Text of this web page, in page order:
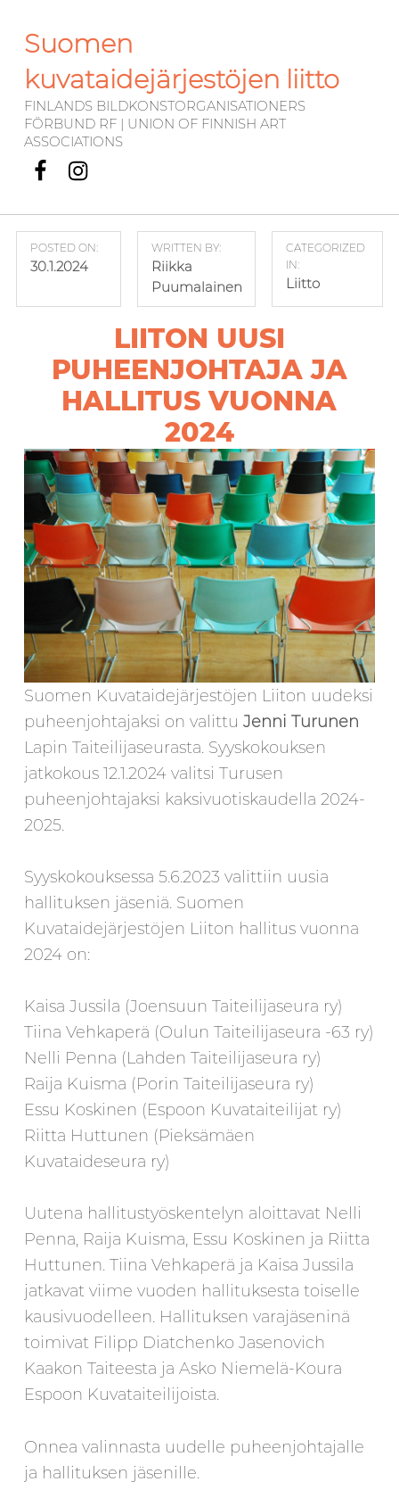
Suomen
kuvataidejärjestöjen liitto
FINLANDS BILDKONSTORGANISATIONERS
FÖRBUND RF | UNION OF FINNISH ART
ASSOCIATIONS
Facebook
Instagram
POSTED ON:
30.1.2024
WRITTEN BY:
Riikka
Puumalainen
CATEGORIZED
IN:
Liitto
LIITON UUSI
PUHEENJOHTAJA JA
HALLITUS VUONNA
2024
Suomen Kuvataidejärjestöjen Liiton uudeksi
puheenjohtajaksi on valittu Jenni Turunen
Lapin Taiteilijaseurasta. Syyskokouksen
jatkokous 12.1.2024 valitsi Turusen
puheenjohtajaksi kaksivuotiskaudella 2024-
2025.
Syyskokouksessa 5.6.2023 valittiin uusia
hallituksen jäseniä. Suomen
Kuvataidejärjestöjen Liiton hallitus vuonna
2024 on:
Kaisa Jussila (Joensuun Taiteilijaseura ry)
Tiina Vehkaperä (Oulun Taiteilijaseura -63 ry)
Nelli Penna (Lahden Taiteilijaseura ry)
Raija Kuisma (Porin Taiteilijaseura ry)
Essu Koskinen (Espoon Kuvataiteilijat ry)
Riitta Huttunen (Pieksämäen
Kuvataideseura ry)
Uutena hallitustyöskentelyn aloittavat Nelli
Penna, Raija Kuisma, Essu Koskinen ja Riitta
Huttunen. Tiina Vehkaperä ja Kaisa Jussila
jatkavat viime vuoden hallituksesta toiselle
kausivuodelleen. Hallituksen varajäseninä
toimivat Filipp Diatchenko Jasenovich
Kaakon Taiteesta ja Asko Niemelä-Koura
Espoon Kuvataiteilijoista.
Onnea valinnasta uudelle puheenjohtajalle
ja hallituksen jäsenille.